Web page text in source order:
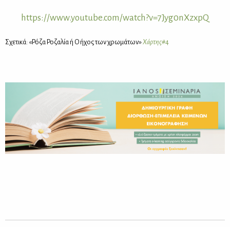
https://​www.​youtube.​com/​watch?​v=7Jy​g0nX​zxpQ
Σχε­τι­κά: «Ρό­ζα Ρο­ζα­λία ή Ο ήχος των χρω­μά­των» Χάρ­της#4